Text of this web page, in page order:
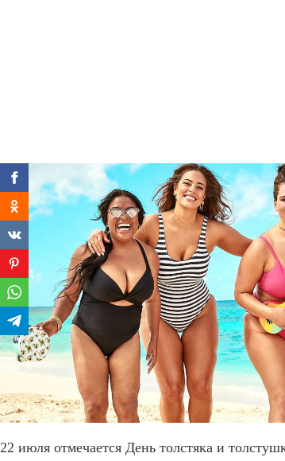
22 июля отмечается День толстяка и